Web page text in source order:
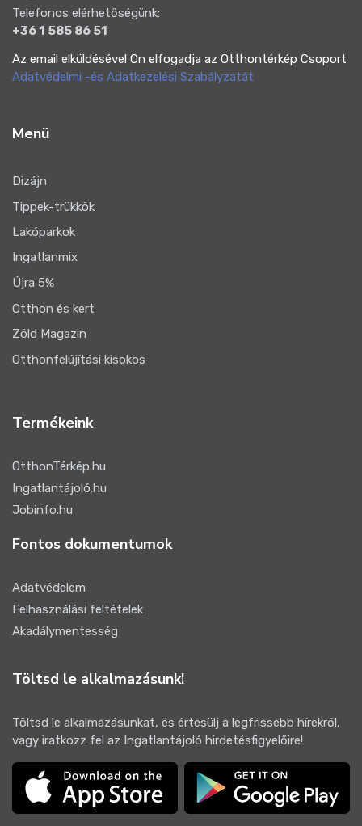
Telefonos elérhetőségünk:
+36 1 585 86 51
Az email elküldésével Ön elfogadja az Otthontérkép Csoport
Adatvédelmi -és Adatkezelési Szabályzatát
Menü
Dizájn
Tippek-trükkök
Lakóparkok
Ingatlanmix
Újra 5%
Otthon és kert
Zöld Magazin
Otthonfelújítási kisokos
Termékeink
OtthonTérkép.hu
Ingatlantájoló.hu
Jobinfo.hu
Fontos dokumentumok
Adatvédelem
Felhasználási feltételek
Akadálymentesség
Töltsd le alkalmazásunk!
Töltsd le alkalmazásunkat, és értesülj a legfrissebb hírekről,
vagy iratkozz fel az Ingatlantájoló hirdetésfigyelőire!